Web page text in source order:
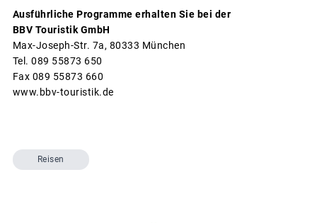
Ausführliche Programme erhalten Sie bei der
BBV Touristik GmbH
Max-Joseph-Str. 7a, 80333 München
Tel. 089 55873 650
Fax 089 55873 660
www.bbv-touristik.de
Reisen